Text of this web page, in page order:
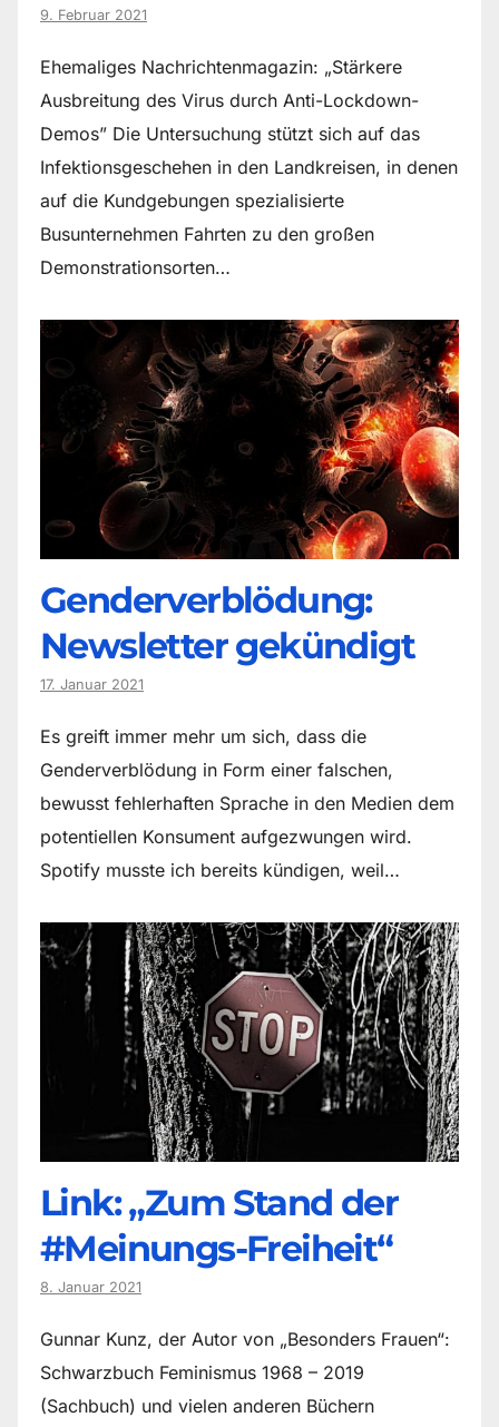
9. Februar 2021
Ehemaliges Nachrichtenmagazin: „Stärkere
Ausbreitung des Virus durch Anti-Lockdown-
Demos” Die Untersuchung stützt sich auf das
Infektionsgeschehen in den Landkreisen, in denen
auf die Kundgebungen spezialisierte
Busunternehmen Fahrten zu den großen
Demonstrationsorten…
Genderverblödung:
Newsletter gekündigt
17. Januar 2021
Es greift immer mehr um sich, dass die
Genderverblödung in Form einer falschen,
bewusst fehlerhaften Sprache in den Medien dem
potentiellen Konsument aufgezwungen wird.
Spotify musste ich bereits kündigen, weil…
Link: „Zum Stand der
#Meinungs-Freiheit“
8. Januar 2021
Gunnar Kunz, der Autor von „Besonders Frauen“:
Schwarzbuch Feminismus 1968 – 2019
(Sachbuch) und vielen anderen Büchern